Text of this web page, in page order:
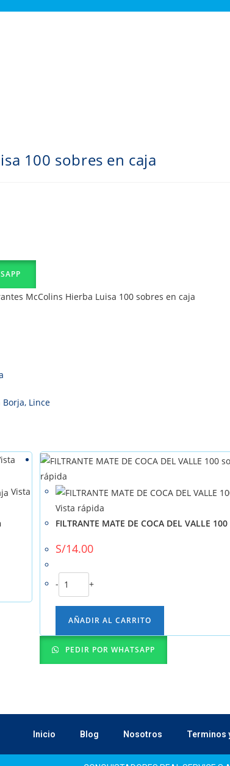
100 sobres en caja
McColins Hierba Luisa 100 sobres en caja
Lince
Vista
rápida
Vista rápida
FILTRANTE MATE DE COCA DEL VALLE
S/14.00
- +
AÑADIR AL CARRITO
PEDIR POR WHATSAPP
Inicio Blog Nosotros Terminos